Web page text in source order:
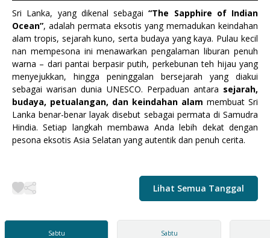
Sri Lanka, yang dikenal sebagai“The Sapphire of Indian
Ocean”, adalah permata eksotis yang memadukan keindahan
alam tropis, sejarah kuno, serta budaya yang kaya. Pulau kecil
nan mempesona ini menawarkan pengalaman liburan penuh
warna – dari pantai berpasir putih, perkebunan teh hijau yang
menyejukkan, hingga peninggalan bersejarah yang diakui
sebagai warisan dunia UNESCO. Perpaduan antara sejarah,
budaya, petualangan, dan keindahan alam membuat Sri
Lanka benar-benar layak disebut sebagai permata di Samudra
Hindia. Setiap langkah membawa Anda lebih dekat dengan
pesona eksotis Asia Selatan yang autentik dan penuh cerita.
Lihat Semua Tanggal
Sabtu Sabtu